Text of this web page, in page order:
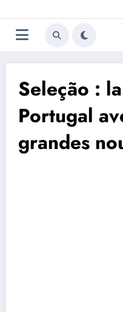
au
contenu
Seleção :
Portugal
grandes